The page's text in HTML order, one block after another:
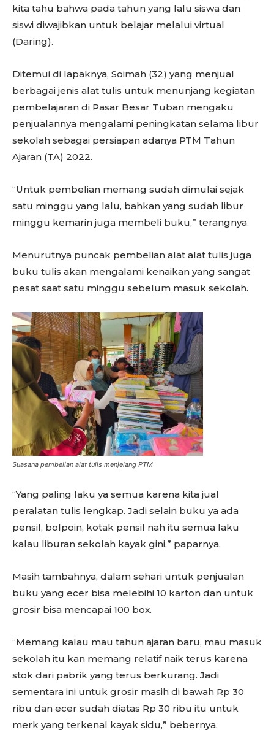
kita tahu bahwa pada tahun yang lalu siswa dan
siswi diwajibkan untuk belajar melalui virtual
(Daring).
Ditemui di lapaknya, Soimah (32) yang menjual
berbagai jenis alat tulis untuk menunjang kegiatan
pembelajaran di Pasar Besar Tuban mengaku
penjualannya mengalami peningkatan selama libur
sekolah sebagai persiapan adanya PTM Tahun
Ajaran (TA) 2022.
“Untuk pembelian memang sudah dimulai sejak
satu minggu yang lalu, bahkan yang sudah libur
minggu kemarin juga membeli buku,” terangnya.
Menurutnya puncak pembelian alat alat tulis juga
buku tulis akan mengalami kenaikan yang sangat
pesat saat satu minggu sebelum masuk sekolah.
Suasana pembelian alat tulis menjelang PTM
“Yang paling laku ya semua karena kita jual
peralatan tulis lengkap. Jadi selain buku ya ada
pensil, bolpoin, kotak pensil nah itu semua laku
kalau liburan sekolah kayak gini,” paparnya.
Masih tambahnya, dalam sehari untuk penjualan
buku yang ecer bisa melebihi 10 karton dan untuk
grosir bisa mencapai 100 box.
“Memang kalau mau tahun ajaran baru, mau masuk
sekolah itu kan memang relatif naik terus karena
stok dari pabrik yang terus berkurang. Jadi
sementara ini untuk grosir masih di bawah Rp 30
ribu dan ecer sudah diatas Rp 30 ribu itu untuk
merk yang terkenal kayak sidu,” bebernya.